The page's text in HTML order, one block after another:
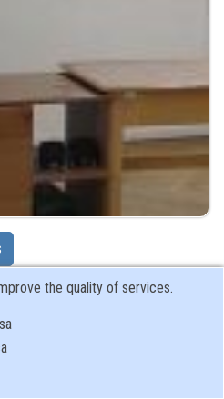
Domokos Könyvtár és
the quality of services.